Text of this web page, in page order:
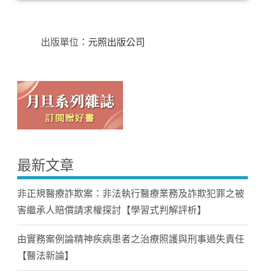
出版單位： 元照出版公司
最新文章
非正規醫療詐欺案：非法執行醫療業務及詐欺犯罪之被
害繼承人賠償請求權探討【學習式判解評析】
由實務案例論精神疾病患者之治療照護與刑事過失責任
【醫法新論】